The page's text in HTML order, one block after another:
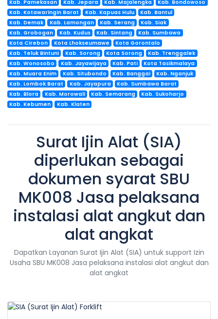
Kab. Pamekasan
Kab. Jepara Kab. Majalengka
Kab. Bondowoso
Kab. Kotawaringin Barat
Kab. Kapuas Hulu
Kab. Bantul
Kab. Demak
Kab. Lamongan Kab. Serang
Kab. Siak
Kab. Grobogan
Kab. Kudus Kab. Sintang
Kab. Sumbawa
Kota Cirebon
Kota Lhokseumawe
Kota Gorontalo
Kab. Teluk Bintuni
Kab. Sorong Kota Sorong
Kab. Trenggalek
Kab. Wonosobo
Kab. Jayawijaya Kab. Pati
Kota Tasikmalaya
Kab. Muara Enim
Kab. Situbondo Kab. Banggai
Kab. Nganjuk
Kab. Lombok Barat
Kab. Jayapura
Kab. Sumbawa Barat
Kab. Blora
Kab. Morowali Kab. Semarang
Kab. Sukoharjo
Kab. Kebumen
Kab. Klaten
Surat Ijin Alat (SIA)
diperlukan sebagai
dokumen syarat SBU
MK008 Jasa pelaksana
instalasi alat angkut dan
alat angkat
Dapatkan Layanan Surat Ijin Alat (SIA) untuk support Izin
Usaha SBU MK008 Jasa pelaksana instalasi alat angkut dan
alat angkat